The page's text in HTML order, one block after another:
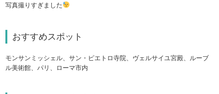
写真撮りすぎました
おすすめスポット
モンサンミッシェル、サン・ピエトロ寺院、ヴェルサイユ宮殿、ルーブ
ル美術館、パリ、ローマ市内